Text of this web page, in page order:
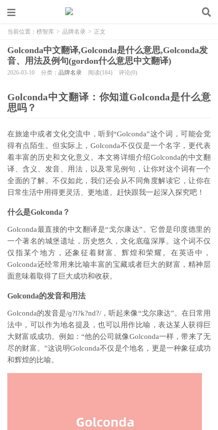
当前位置： 榜智库 > 品牌名录 > 正文
Golconda中文翻译,Golconda是什么意思,Golconda发
音、用法及例句(gordon什么意思中文翻译)
2026-03-10 分类： 品牌名录 阅读(184) 评论(0)
Golconda中文翻译：你知道Golconda是什么意
思吗？
在旅途中或者文化交流中，听到“Golconda”这个词，可能会觉
得有点陌生。但实际上，Golconda不仅仅是一个名字，更代表
着丰富的历史和文化意义。本文将详细介绍Golconda的中文翻
译、含义、发音、用法，以及常见例句，让你对这个词有一个
全面的了解。不仅如此，我们还会从不同角度解读它，让你在
日常生活中用得更灵活、更地道。赶快跟我一起深入探究吧！
什么是Golconda？
Golconda最直接的中文翻译是“戈尔康达”。它曾是印度德里的
一个著名的城堡遗址，历史悠久，文化底蕴深厚。这个词不仅
仅指某个地方，还象征着财富、辉煌和荣耀。在英语中，
Golconda还经常用来比喻丰富的宝藏或者巨大的财富，精神层
面意味着取得了巨大成功和收获。
Golconda的发音和用法
Golconda的发音是/ɡ?l?k?nd?/，听起来像“戈尔康达”。在日常用
法中，可以作为地名提及，也可以用作比喻，表达某人获得巨
大财富或成功。例如：“他的公司就像Golconda一样，带来了无
尽的财富。”这说明Golconda不仅是个地名，更是一种象征成功
和辉煌的比喻。